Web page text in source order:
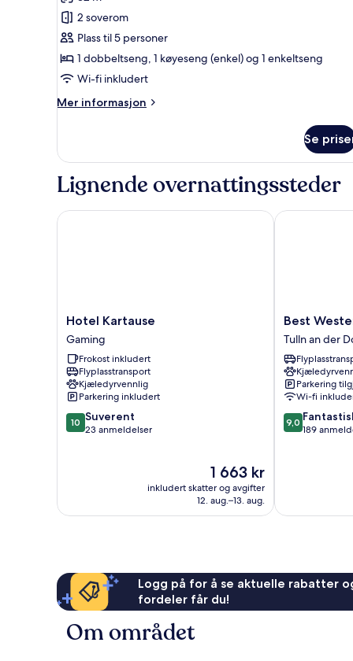
av
Familierom
2 soverom
Plass til 5 personer
1 dobbeltseng, 1 køyeseng (enkel) og 1 enkeltseng
Wi-fi inkludert
Mer informasjon
Mer
Se
Lignende overnattingssteder
Hotel
Kartause
Gaming
Hotel Kartause
Gaming
Frokost inkludert
Flyplasstransport
Kjæledyrvennlig
Parkering inkludert
10.0
av
10 Suverent
23 anmeldelser
Prisen
er
1 663 kr
1 663 kr
inkludert skatter og avgifter
12. aug.–13. aug.
Hotel Kartause
Best
Western
Hotel
Tulln
Tulln
an
der
Donau
Best
Tulln an der
Parkering
Wi-fi
9.0
av
9,0
189
Best Western
Logg på for å se aktuelle rabatter
fordeler får du!
Om området